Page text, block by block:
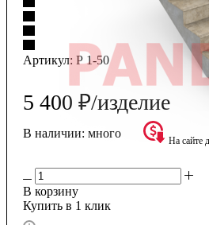
Артикул: Р 1-50
5 400 ₽/изделие
В наличии: много
На сайте
В корзину
Купить в 1 клик